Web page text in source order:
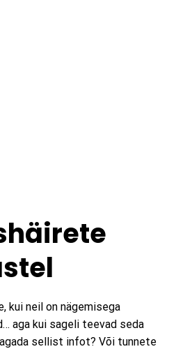
kui neil on nägemisega
aga kui sageli teevad seda
sellist infot? Või tunnete